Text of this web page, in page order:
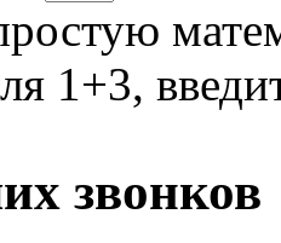
1+3,
звонков